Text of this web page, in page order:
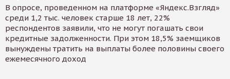
В опросе, проведенном на платформе «Яндекс.Взгляд»
среди 1,2 тыс. человек старше 18 лет, 22%
респондентов заявили, что не могут погашать свои
кредитные задолженности. При этом 18,5% заемщиков
вынуждены тратить на выплаты более половины своего
ежемесячного доход